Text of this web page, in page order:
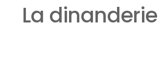
La dinanderie